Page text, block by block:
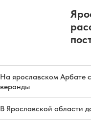
На ярославском Арбате
веранды
В Ярославской области